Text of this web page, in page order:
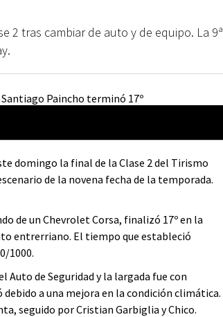
2 tras cambiar de auto y de equipo. La 9ª
domingo la final de la Clase 2 del Tirismo
de la novena fecha de la temporada.
de un Chevrolet Corsa, finalizó 17º en la
entrerriano. El tiempo que estableció
1000.
Auto de Seguridad y la largada fue con
a una mejora en la condición climática.
seguido por Cristian Garbiglia y Chico.